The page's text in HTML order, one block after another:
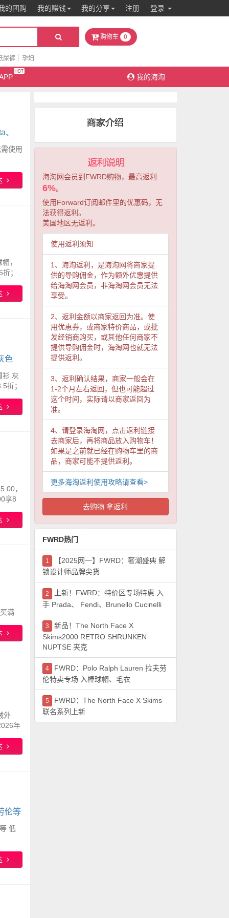
的团购 我的赚钱 我的分享 注册 登录
尿裤 孕妇
购物车 0
我的海淘
使用
，
；
色
衫 灰
折；
，
享8
满
外
年
伦等
低
海淘网会员到FWRD购物，最高返利
6%。
使用Forward订阅邮件里的优惠码，无
法获得返利。
美国地区无返利。
使用返利须知
1、海淘返利，是海淘网将商家提
供的导购佣金，作为额外优惠提供
给海淘网会员，非海淘网会员无法
享受。
2、返利金额以商家返回为准。使
用优惠券，或商家特价商品，或批
发经销商购买，或其他任何商家不
提供导购佣金时，海淘网也就无法
提供返利。
3、返利确认结果，商家一般会在
1-2个月左右返回，但也可能超过
这个时间，实际请以商家返回为
准。
4、请登录海淘网，点击返利链接
去商家后，再将商品放入购物车！
如果是之前就已经在购物车里的商
品，商家可能不提供返利。
更多海淘返利使用攻略请查看>
去购物 拿返利
FWRD热门
1
【2025网一】FWRD：奢潮盛典 解
锁设计师品牌尖货
2
上新！FWRD：特价区专场特惠 入
手 Prada、 Fendi、Brunello Cucinelli
3
新品！The North Face X
Skims2000 RETRO SHRUNKEN
NUPTSE 夹克
4
FWRD：Polo Ralph Lauren 拉夫劳
伦特卖专场 入棒球帽、毛衣
5
FWRD：The North Face X Skims
联名系列上新